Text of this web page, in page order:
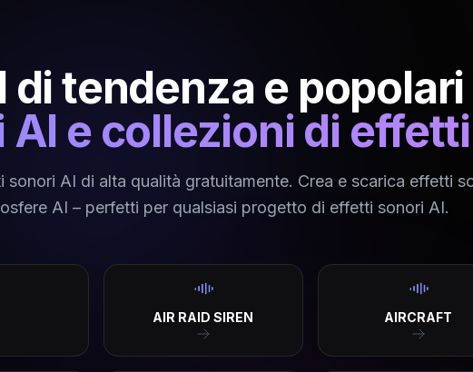
tendenza e popolari
e collezioni di
sonori AI di alta qualità gratuitamente. Crea e scarica effetti
AI – perfetti per qualsiasi progetto di effetti sonori AI.
AIR RAID SIREN AIRCRAFT